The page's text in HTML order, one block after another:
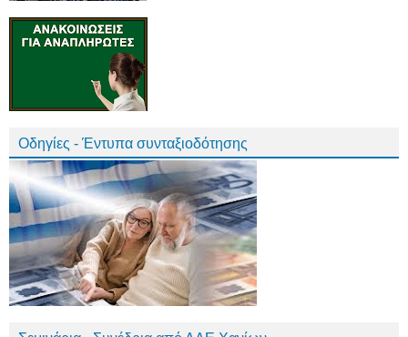
Οδηγίες - Έντυπα συνταξιοδότησης